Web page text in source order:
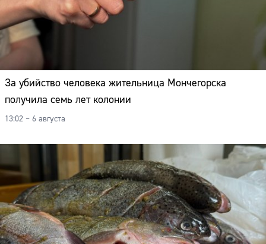
За убийство человека жительница Мончегорска
получила семь лет колонии
13:02 – 6 августа